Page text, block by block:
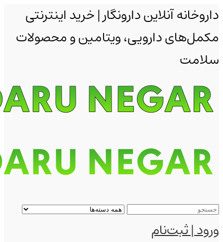
داروخانه آنلاین دارونگار | خرید اینترنتی
مکمل‌های دارویی، ویتامین و محصولات
سلامت
ورود | ثبت‌نام